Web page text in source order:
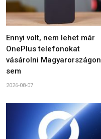
Ennyi volt, nem lehet már
OnePlus telefonokat
vásárolni Magyarországon
sem
2026-08-07